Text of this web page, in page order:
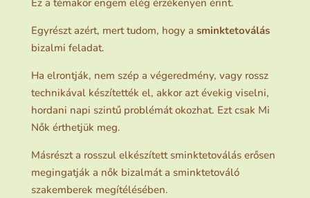
Ez a témakör engem elég érzékenyen érint.
Egyrészt azért, mert tudom, hogy a sminktetoválás
bizalmi feladat.
Ha elrontják, nem szép a végeredmény, vagy rossz
technikával készítették el, akkor azt évekig viselni,
hordani napi szintű problémát okozhat. Ezt csak Mi
Nők érthetjük meg.
Másrészt a rosszul elkészített sminktetoválás erősen
megingatják a nők bizalmát a sminktetováló
szakemberek megítélésében.